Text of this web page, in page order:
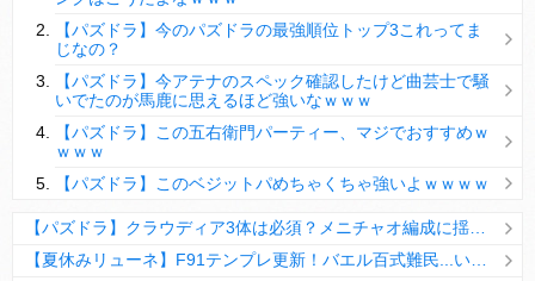
Powered by livedoor 相互RSS
【パズドラ】今のパズドラの最強順位トップ3これってま
じなの？
【パズドラ】今アテナのスペック確認したけど曲芸士で騒
いでたのが馬鹿に思えるほど強いなｗｗｗ
【パズドラ】この五右衛門パーティー、マジでおすすめｗ
ｗｗｗ
【パズドラ】このベジットパめちゃくちゃ強いよｗｗｗｗ